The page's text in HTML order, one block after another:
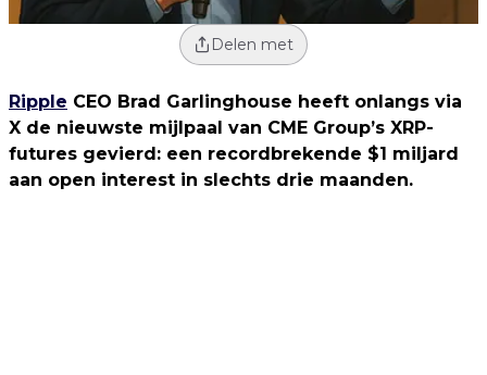
Delen met
Ripple CEO Brad Garlinghouse heeft onlangs via
X de nieuwste mijlpaal van CME Group’s XRP-
futures gevierd: een recordbrekende $1 miljard
aan open interest in slechts drie maanden.